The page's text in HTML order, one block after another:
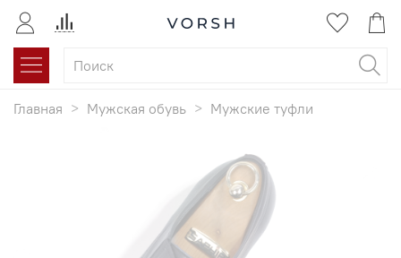
Главная Мужская обувь Мужские туфли